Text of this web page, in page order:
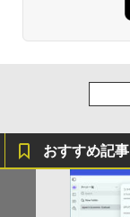
おすすめ記事